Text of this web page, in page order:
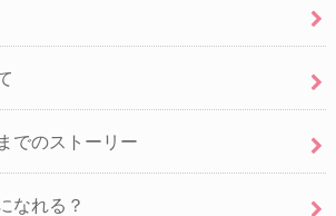
でのストーリー
なれる？